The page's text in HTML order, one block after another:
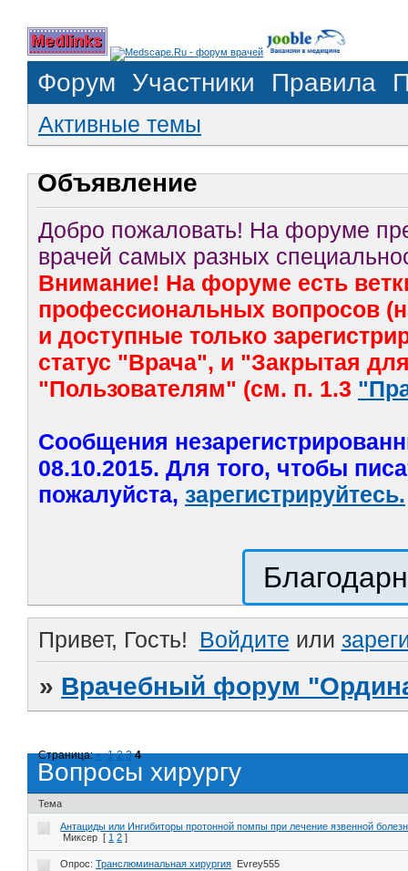
Форум Участники Правила
Активные темы
Объявление
Добро пожаловать! На форуме
врачей самых разных
Внимание! На форуме есть
профессиональных вопросов
и доступные только
статус "Врача", и "Закрытая
"Пользователям" (см. п. 1.3
Сообщения
08.10.2015. Для того, чтобы
пожалуйста, зарегистрируйтесь.
Привет, Гость! Войдите или
» Врачебный форум
Вопросы хирургу
Страница:« 1 2 3 4
Тема
Антациды или Ингибиторы протонной помпы при лечение язвенной
Миксер [ 1 2 ]
Опрос: Транслюминальная хирургия Evrey555